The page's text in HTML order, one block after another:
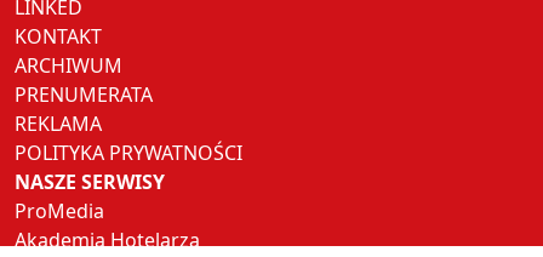
LINKED
KONTAKT
ARCHIWUM
PRENUMERATA
REKLAMA
POLITYKA PRYWATNOŚCI
NASZE SERWISY
ProMedia
Akademia Hotelarza